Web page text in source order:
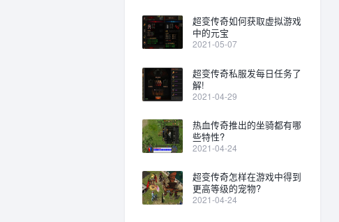
超变传奇如何获取虚拟游戏
中的元宝
2021-05-07
超变传奇私服发每日任务了
解!
2021-04-29
热血传奇推出的坐骑都有哪
些特性?
2021-04-24
超变传奇怎样在游戏中得到
更高等级的宠物?
2021-04-24